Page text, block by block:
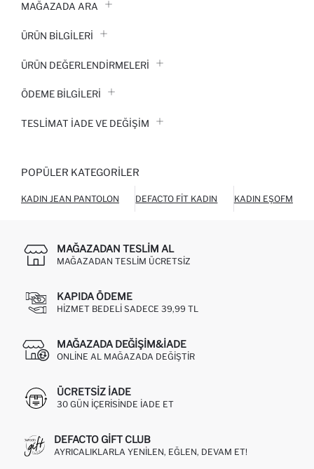
MAĞAZADA ARA
ÜRÜN BILGILERI
ÜRÜN DEĞERLENDİRMELERİ
ÖDEME BİLGİLERİ
TESLIMAT İADE VE DEĞIŞIM
POPÜLER KATEGORILER
KADIN JEAN PANTOLON DEFACTO FIT KADIN KADIN EŞOFMAN
MAĞAZADAN TESLIM AL
MAĞAZADAN TESLIM ÜCRETSIZ
KAPIDA ÖDEME
HIZMET BEDELI SADECE 39,99 TL
MAĞAZADA DEĞIŞIM&İADE
ONLINE AL MAĞAZADA DEĞIŞTIR
ÜCRETSIZ IADE
30 GÜN IÇERISINDE IADE ET
DEFACTO GIFT CLUB
AYRICALIKLARLA YENILEN, EĞLEN, DEVAM ET!